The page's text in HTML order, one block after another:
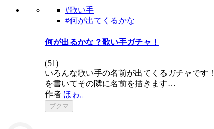
#歌い手
#何が出てくるかな
何が出るかな？歌い手ガチャ！
(51)
いろんな歌い手の名前が出てくるガチャです
を書いてその隣に名前を描きます…
作者 ほゎ。
ブクマ